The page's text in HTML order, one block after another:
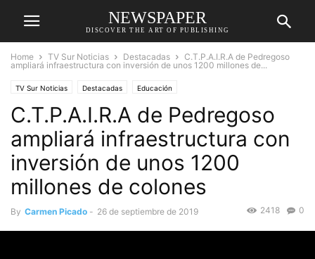
NEWSPAPER
DISCOVER THE ART OF PUBLISHING
Home TV Sur Noticias Destacadas
C.T.P.A.I.R.A de Pedregoso
ampliará infraestructura con inversión de unos 1200 millones de...
TV Sur Noticias Destacadas Educación
C.T.P.A.I.R.A de Pedregoso
ampliará infraestructura con
inversión de unos 1200
millones de colones
By Carmen Picado - 26 de septiembre de 2019 0
2418